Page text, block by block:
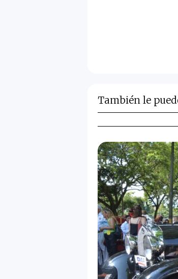
También le